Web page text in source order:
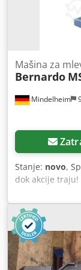
Mindelheim
Mašina za
Bernardo
Stanje: novo,
dok akcije traju!
Bernardo Tip /
Dimenzije
m/sec.
za šmirglanje:
Chedpfx Ajb
100%: 2.4 / 3.0